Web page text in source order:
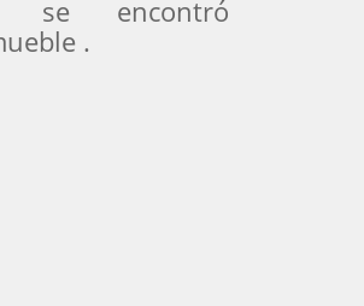
se encontró
.